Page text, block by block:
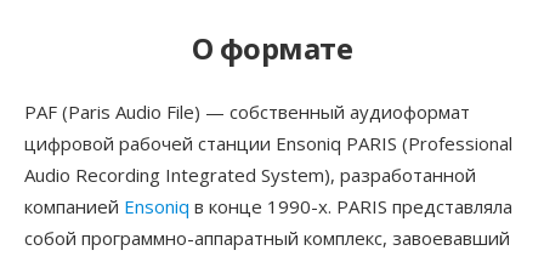
О формате
PAF (Paris Audio File) — собственный аудиоформат
цифровой рабочей станции Ensoniq PARIS (Professional
Audio Recording Integrated System), разработанной
компанией Ensoniq в конце 1990-х. PARIS представляла
собой программно-аппаратный комплекс, завоевавший